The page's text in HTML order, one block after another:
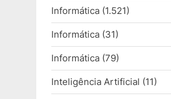
Informática (1.521)
Informática (31)
Informática (79)
Inteligência Artificial (11)